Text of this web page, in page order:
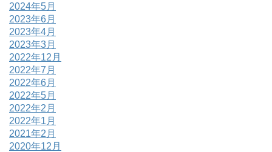
2024年5月
2023年6月
2023年4月
2023年3月
2022年12月
2022年7月
2022年6月
2022年5月
2022年2月
2022年1月
2021年2月
2020年12月